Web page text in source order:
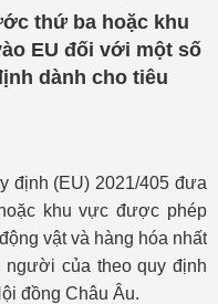
thứ ba hoặc khu
EU đối với một số
dành cho tiêu
định (EU) 2021/405 đưa
khu vực được phép
vật và hàng hóa nhất
người của theo quy định
đồng Châu Âu.